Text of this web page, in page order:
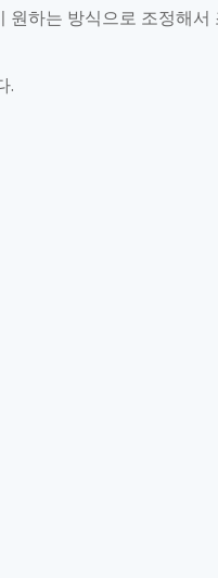
원하는 방식으로 조정해서
.